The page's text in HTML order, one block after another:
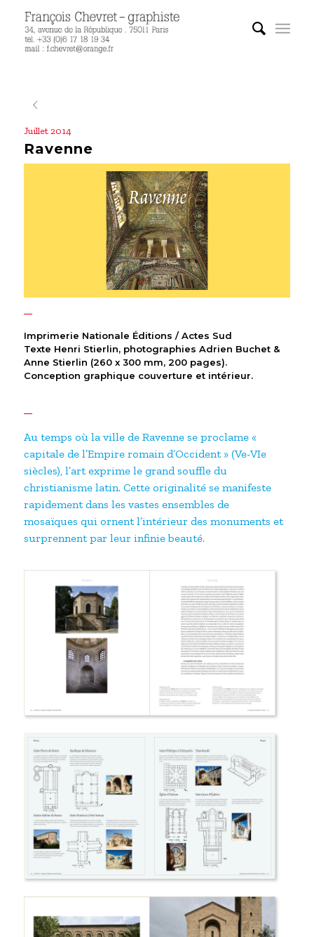
Juillet 2014
Ravenne
Imprimerie Nationale Éditions / Actes Sud
Texte Henri Stierlin, photographies Adrien Buchet &
Anne Stierlin (260 x 300 mm, 200 pages).
Conception graphique couverture et intérieur.
Au temps où la ville de Ravenne se proclame «
capitale de l’Empire romain d’Occident » (Ve-VIe
siècles), l’art exprime le grand souffle du
christianisme latin. Cette originalité se manifeste
rapidement dans les vastes ensembles de
mosaïques qui ornent l’intérieur des monuments et
surprennent par leur infinie beauté.